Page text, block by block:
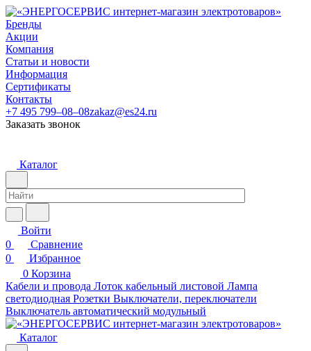
Бренды
Акции
Компания
Статьи и новости
Информация
Сертификаты
Контакты
+7 495 799–08–08zakaz@es24.ru
Заказать звонок
Каталог
Войти
0
Сравнение
0
Избранное
0 Корзина
Кабели и провода Лоток кабельный листовой Лампа
светодиодная Розетки Выключатели, переключатели
Выключатель автоматический модульный
Каталог